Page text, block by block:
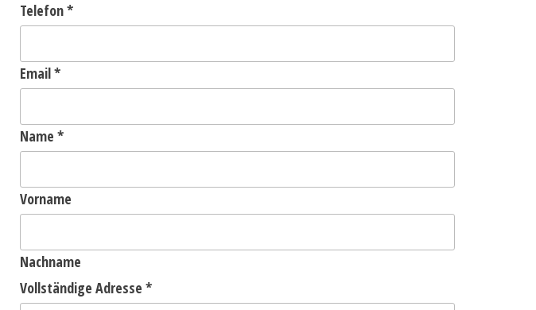
Telefon*
Email*
Name *
Vorname
Nachname
Vollständige Adresse *